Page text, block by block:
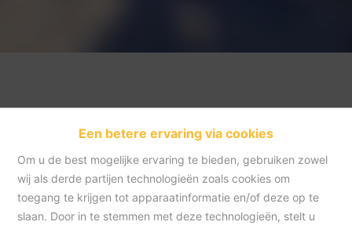
Een betere ervaring via cookies
Om u de best mogelijke ervaring te bieden, gebruiken zowel
wij als derde partijen technologieën zoals cookies om
toegang te krijgen tot apparaatinformatie en/of deze op te
slaan. Door in te stemmen met deze technologieën, stelt u